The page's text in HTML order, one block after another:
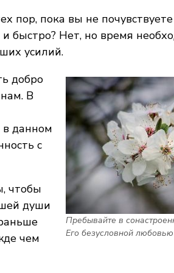
пор, пока вы не
быстро? Нет, но время
усилий.
Пребывайте в
Его безусловной любовью
добро
В
данном
с
чтобы
души
чем